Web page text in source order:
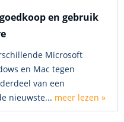
en gebruik
Microsoft
en Mac tegen
van een
nieuwste... meer lezen »